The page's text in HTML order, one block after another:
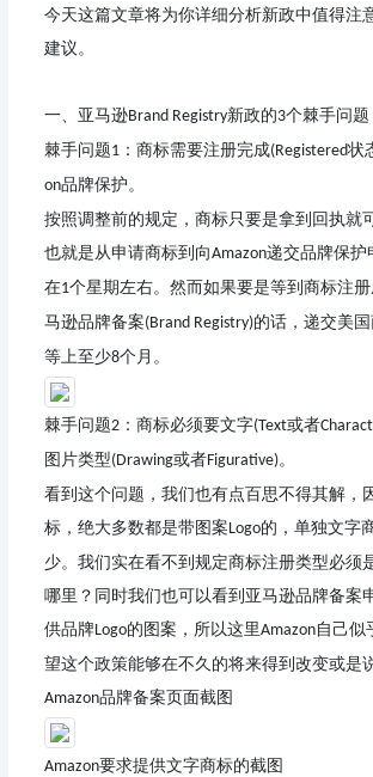
今天这篇文章将为你详细分析新政中值得注
建议。
一、亚马逊Brand Registry新政的3个棘手问题
棘手问题1 ： 商标需要注册完成(Registered状
on品牌保护。
按照调整前的规定，商标只要是拿到回执就
也就是从申请商标到向Amazon递交品牌保护
在1个星期左右。然而如果要是等到商标注
马逊品牌备案(Brand Registry)的话，递交美
等上至少8个月。
棘手问题2 ： 商标必须要文字(Text或者
图片类型(Drawing或者Figurative)。
看到这个问题，我们也有点百思不得其解，
标，绝大多数都是带图案Logo的，单独文字
少。我们实在看不到规定商标注册类型必须
哪里？同时我们也可以看到亚马逊品牌备案
供品牌Logo的图案，所以这里Amazon自己似
望这个政策能够在不久的将来得到改变或是
Amazon品牌备案页面截图
Amazon要求提供文字商标的截图